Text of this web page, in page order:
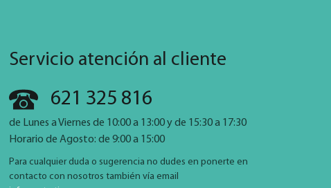
Servicio atención al cliente
621 325 816
de Lunes a Viernes de 10:00 a 13:00 y de 15:30 a 17:30
Horario de Agosto: de 9:00 a 15:00
Para cualquier duda o sugerencia no dudes en ponerte en
contacto con nosotros también vía email